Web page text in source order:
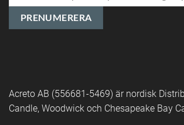
Acreto AB (556681-5469) är nordisk
Candle, Woodwick och Chesapeake Bay